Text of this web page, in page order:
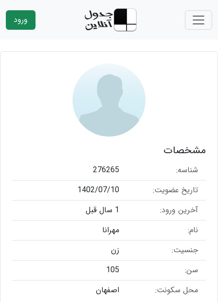
ورود
مشخصات
شناسه:
276265
تاریخ عضویت:
1402/07/10
آخرین ورود:
1 سال قبل
نام:
مهرانا
جنسیت:
زن
سن:
105
محل سکونت:
اصفهان